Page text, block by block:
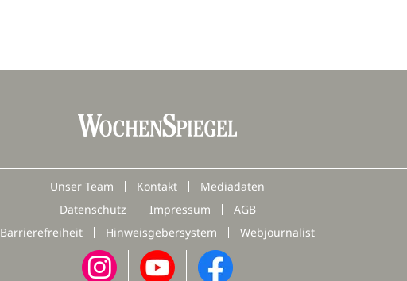
Unser Team Kontakt
Mediadaten
Datenschutz
Impressum
AGB
Barrierefreiheit
Hinweisgebersystem Webjournalist